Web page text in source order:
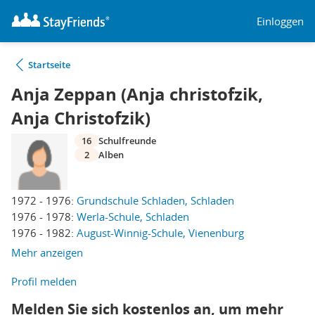
Einloggen
Startseite
Anja Zeppan (Anja christofzik,
Anja Christofzik)
1972 - 1976: Grundschule Schladen, Schladen
1976 - 1978: Werla-Schule, Schladen
1976 - 1982: August-Winnig-Schule, Vienenburg
Mehr anzeigen
16 Schulfreunde
2
Alben
Profil melden
Melden Sie sich kostenlos an, um mehr